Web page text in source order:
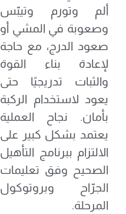
ألم وتورم وتيبّس
وصعوبة في المشي أو
صعود الدرج، مع حاجة
لإعادة بناء القوة
والثبات تدريجيًا حتى
يعود لاستخدام الركبة
بأمان. نجاح العملية
يعتمد بشكل كبير على
الالتزام ببرنامج التأهيل
الصحيح وفق تعليمات
الجرّاح وبروتوكول
المرحلة.